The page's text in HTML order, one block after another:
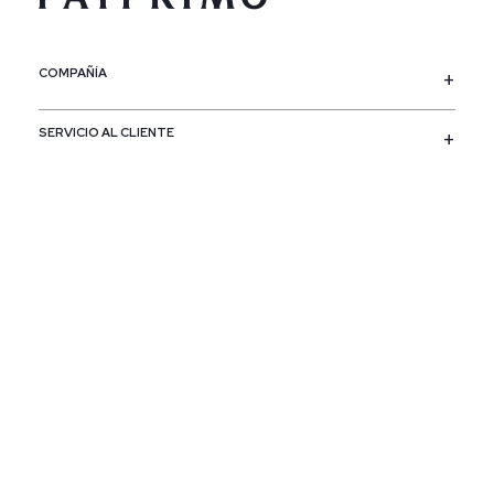
COMPAÑÍA
SERVICIO AL CLIENTE